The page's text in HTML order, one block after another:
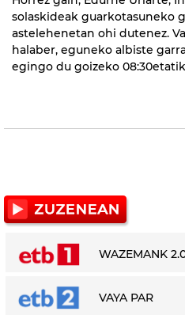
solaskideak guarkotasuneko
astelehenetan ohi dutenez.
halaber, eguneko albiste
egingo du goizeko
WAZEMANK
VAYA PAR